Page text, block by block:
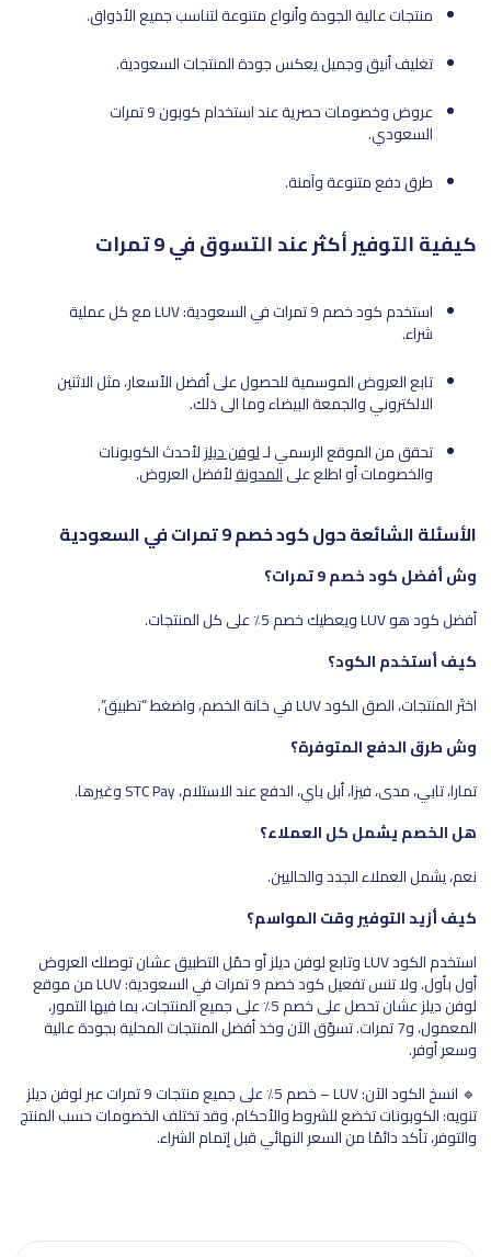
منتجات عالية الجودة وأنواع متنوعة لتناسب جميع الأذواق.
تغليف أنيق وجميل يعكس جودة المنتجات السعودية.
عروض وخصومات حصرية عند استخدام كوبون 9 تمرات
السعودي.
طرق دفع متنوعة وآمنة.
كيفية التوفير أكثر عند التسوق في 9 تمرات
استخدم كود خصم 9 تمرات في السعودية: LUV مع كل عملية
شراء.
تابع العروض الموسمية للحصول على أفضل الأسعار، مثل الاثنين
الالكتروني والجمعة البيضاء وما الى ذلك.
تحقق من الموقع الرسمي لـلوفن ديلزلأحدث الكوبونات
والخصومات أو اطلع علىالمدونةلأفضل العروض.
الأسئلة الشائعة حول كود خصم 9 تمرات في السعودية
وش أفضل كود خصم 9 تمرات؟
أفضل كود هو LUV ويعطيك خصم 5٪ على كل المنتجات.
كيف أستخدم الكود؟
اختَر المنتجات، الصق الكود LUV في خانة الخصم، واضغط “تطبيق”.
وش طرق الدفع المتوفرة؟
تمارا، تابي، مدى، فيزا، أبل باي، الدفع عند الاستلام، STC Pay وغيرها.
هل الخصم يشمل كل العملاء؟
نعم، يشمل العملاء الجدد والحاليين.
كيف أزيد التوفير وقت المواسم؟
استخدم الكود LUV وتابع لوفن ديلز أو حمّل التطبيق عشان توصلك العروض
أول بأول. ولا تنس تفعيل كود خصم 9 تمرات في السعودية: LUV من موقع
لوفن ديلز عشان تحصل على خصم 5٪ على جميع المنتجات، بما فيها التمور،
المعمول، و7 تمرات. تسوّق الآن وخذ أفضل المنتجات المحلية بجودة عالية
وسعر أوفر.
🔹 انسخ الكود الآن: LUV – خصم 5٪ على جميع منتجات 9 تمرات عبر لوفن ديلز
تنويه: الكوبونات تخضع للشروط والأحكام، وقد تختلف الخصومات حسب المنتج
والتوفر، تأكد دائمًا من السعر النهائي قبل إتمام الشراء.